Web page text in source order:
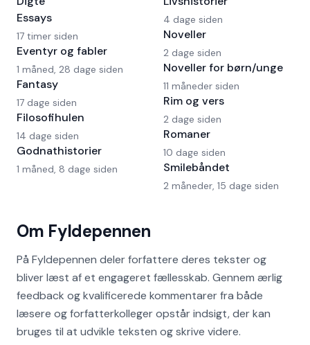
Om Fyldepennen
På Fyldepennen deler forfattere deres tekster og
bliver læst af et engageret fællesskab. Gennem ærlig
feedback og kvalificerede kommentarer fra både
læsere og forfatterkolleger opstår indsigt, der kan
bruges til at udvikle teksten og skrive videre.
Essays
17 timer siden
Eventyr og fabler
1 måned, 28 dage siden
Fantasy
17 dage siden
Filosofihulen
14 dage siden
Godnathistorier
1 måned, 8 dage siden
4 dage siden
Noveller
2 dage siden
Noveller for børn/unge
11 måneder siden
Rim og vers
2 dage siden
Romaner
10 dage siden
Smilebåndet
2 måneder, 15 dage siden